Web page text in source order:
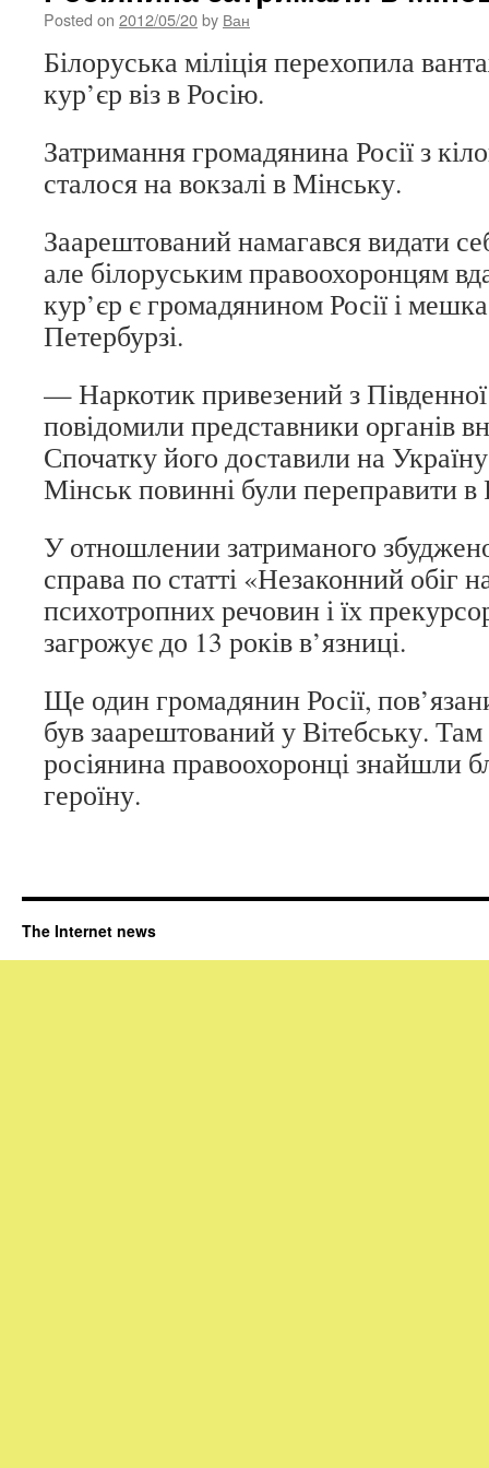
Posted on 2012/05/20by Ван
Білоруська міліція перехопила
кур’єр віз в Росію.
Затримання громадянина Росії з
сталося на вокзалі в Мінську.
Заарештований намагався видати
але білоруським правоохоронцям
кур’єр є громадянином Росії і
Петербурзі.
— Наркотик привезений з
повідомили представники органів
Спочатку його доставили на
Мінськ повинні були переправити в
У отношлении затриманого
справа по статті «Незаконний обіг
психотропних речовин і їх
загрожує до 13 років в’язниці.
Ще один громадянин Росії,
був заарештований у Вітебську.
росіянина правоохоронці знайшли
героїну.
The Internet news